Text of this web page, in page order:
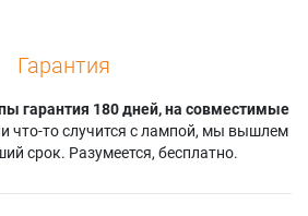
Гарантия
гарантия 180 дней, на совместимые
что-то случится с лампой, мы вышлем
срок. Разумеется, бесплатно.